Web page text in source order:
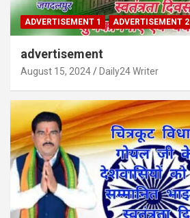
ADVERTISEMENT 1 ADVERTISEMENT 2
advertisement
August 15, 2024 Daily24 Writer